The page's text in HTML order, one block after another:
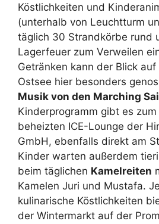
Köstlichkeiten und
(unterhalb von Leuchtturm
täglich 30 Strandkörbe rund
Lagerfeuer zum Verweilen
Getränken kann der Blick
Ostsee hier besonders
Musik von den Marching
Kinderprogramm gibt es
beheizten ICE-Lounge der
GmbH, ebenfalls direkt am
Kinder warten außerdem
beim täglichen Kamelreiten
Kamelen Juri und Mustafa.
kulinarische Köstlichkeiten
der Wintermarkt auf der